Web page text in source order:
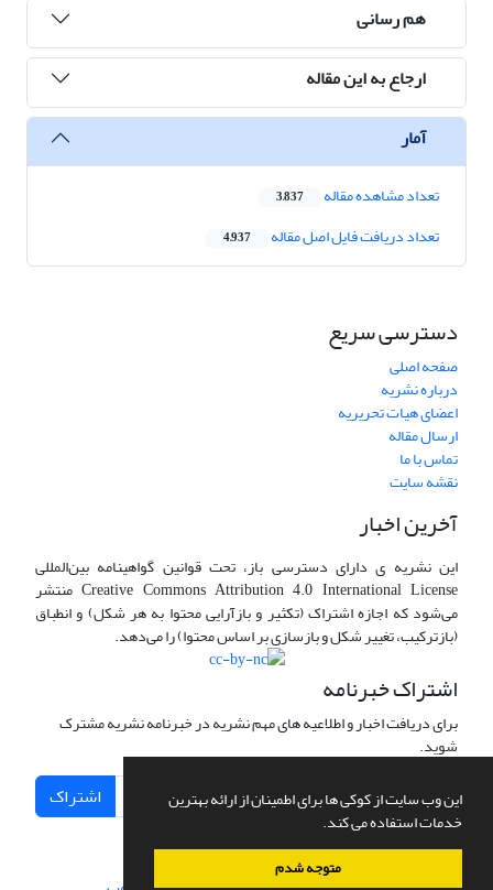
این وب سایت از کوکی ها برای اطمینان از ارائه بهترین
خدمات استفاده می کند.
متوجه شدم
هم رسانی
ارجاع به این مقاله
آمار
تعداد مشاهده مقاله 3,837
تعداد دریافت فایل اصل مقاله 4,937
دسترسی سریع
صفحه اصلی
درباره نشریه
اعضای هیات تحریریه
ارسال مقاله
تماس با ما
نقشه سایت
آخرین اخبار
این نشریه ی دارای دسترسی باز، تحت قوانین گواهینامه بین‌المللی
Creative Commons Attribution 4.0 International License منتشر
می‌شود که اجازه اشتراک (تکثیر و بازآرایی محتوا به هر شکل) و انطباق
(بازترکیب، تغییر شکل و بازسازی بر اساس محتوا) را می‌دهد.
اشتراک خبرنامه
برای دریافت اخبار و اطلاعیه های مهم نشریه در خبرنامه نشریه مشترک
شوید.
اشتراک